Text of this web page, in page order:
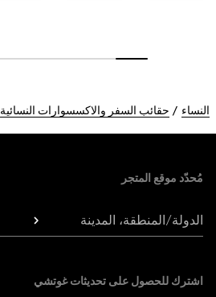
النساء حقائب السفر والاكسسوارات النسائية
مُحدّد موقع المتجر
الدولة/المنطقة، المدينة
اشترك للحصول على تحديثات غوتشي